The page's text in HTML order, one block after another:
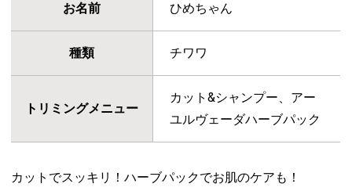
お名前 ひめちゃん
種類 チワワ
トリミングメニュー
カット&シャンプー、アー
ユルヴェーダハーブパック
カットでスッキリ！ハーブパックでお肌のケアも！